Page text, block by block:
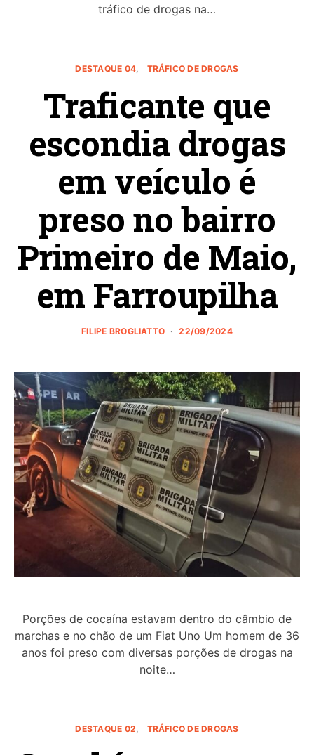
tráfico de drogas na…
DESTAQUE 04 TRÁFICO DE DROGAS
Traficante que
escondia drogas
em veículo é
preso no bairro
Primeiro de Maio,
em Farroupilha
FILIPE BROGLIATTO 22/09/2024
Porções de cocaína estavam dentro do câmbio de
marchas e no chão de um Fiat Uno Um homem de 36
anos foi preso com diversas porções de drogas na
noite…
DESTAQUE 02 TRÁFICO DE DROGAS